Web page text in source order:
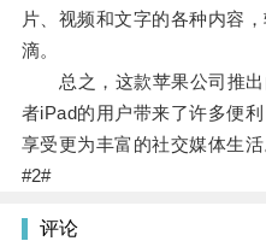
片、视频和文字的各种内容
滴。
总之，这款苹果公司推出
者iPad的用户带来了许多便
享受更为丰富的社交媒体生活
#2#
评论